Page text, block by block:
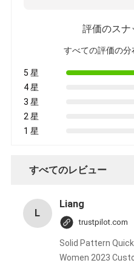
評価のスナ
すべての評価の
5 星
4 星
3 星
2 星
1 星
すべてのレビュー
L
Liang
trustpilot.com
Solid Pattern
Women 2023